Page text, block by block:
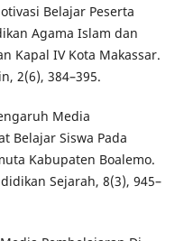
Belajar Peserta
Agama Islam dan
Kapal IV Kota Makassar.
2(6), 384–395.
Media
Belajar Siswa Pada
Kabupaten Boalemo.
Sejarah, 8(3), 945–